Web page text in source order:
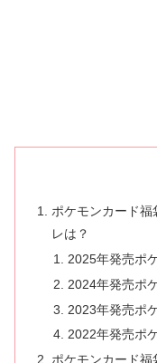
ポケモンカード
レは？
2025年発売ポ
2024年発売ポ
2023年発売ポ
2022年発売ポ
ポケモンカード